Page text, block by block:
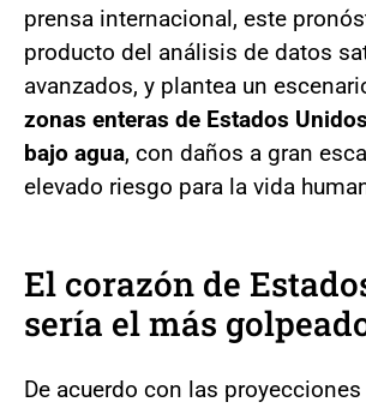
prensa internacional, este
producto del análisis de datos
avanzados, y plantea un
zonas enteras de Estados
bajo agua, con daños a gran
elevado riesgo para la vida
El corazón de
sería el más
De acuerdo con las